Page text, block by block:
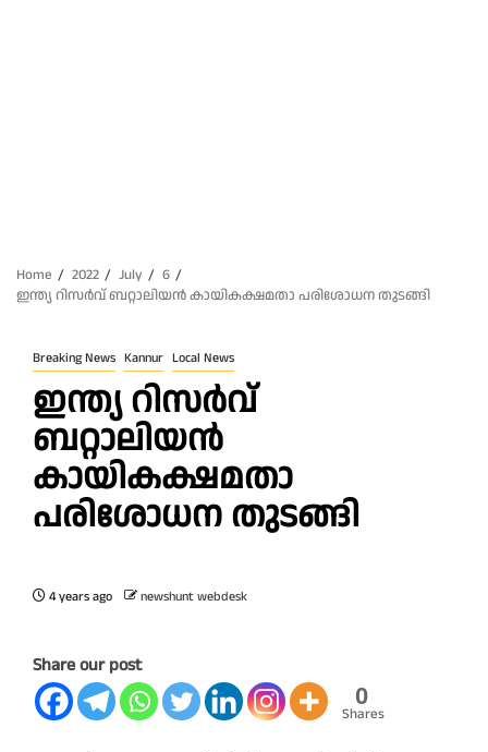
Home 2022 July
6
ഇന്ത്യ റിസർവ് ബറ്റാലിയൻ കായികക്ഷമതാ പരിശോധന തുടങ്ങി
Breaking News Kannur Local News
ഇന്ത്യ റിസർവ്
ബറ്റാലിയൻ
കായികക്ഷമതാ
പരിശോധന തുടങ്ങി
4 years ago newshunt webdesk
Share our post
0
Shares